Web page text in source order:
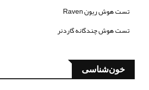
تست هوش ریون Raven
تست هوش چندگانه گاردنر
خون‌شناسی